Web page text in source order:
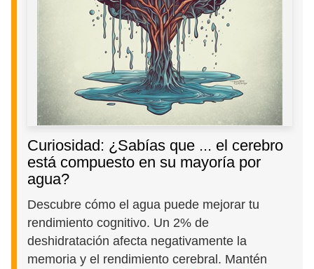
Curiosidad: ¿Sabías que ... el cerebro
está compuesto en su mayoría por
agua?
Descubre cómo el agua puede mejorar tu
rendimiento cognitivo. Un 2% de
deshidratación afecta negativamente la
memoria y el rendimiento cerebral. Mantén